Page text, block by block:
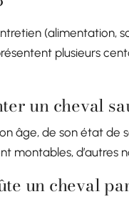
(alimentation,
plusieurs
un cheval
âge, de son état de
montables, d’autres
un cheval